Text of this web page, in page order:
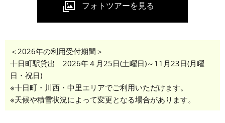
＜2026年の利用受付期間＞
十日町駅貸出 2026年４月25日(土曜日)～11月23日(月曜
日・祝日)
※十日町・川西・中里エリアでご利用いただけます。
※天候や積雪状況によって変更となる場合があります。